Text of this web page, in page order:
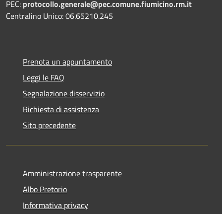
PEC: protocollo.generale@pec.comune.fiumicino.rm.it
Centralino Unico: 06.65210.245
Prenota un appuntamento
Leggi le FAQ
Segnalazione disservizio
Richiesta di assistenza
Sito precedente
Amministrazione trasparente
Albo Pretorio
Informativa privacy